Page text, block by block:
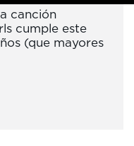
canción
cumple este
(que mayores